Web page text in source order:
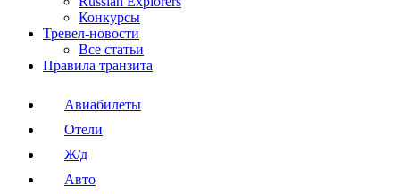
Конкурсы
Тревел-новости
Все статьи
Правила транзита
Авиабилеты
Отели
Ж/д
Авто